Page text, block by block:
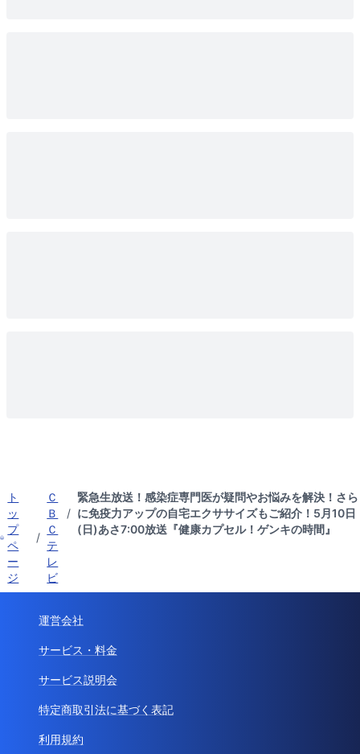
ト
ッ
プ
ペ
ー
ジ
/
Ｃ
Ｂ
Ｃ
テ
レ
ビ
/
緊急生放送！感染症専門医が疑問やお悩みを解決！さら
に免疫力アップの自宅エクササイズもご紹介！5月10日
(日)あさ7:00放送『健康カプセル！ゲンキの時間』
運営会社
サービス・料金
サービス説明会
特定商取引法に基づく表記
利用規約